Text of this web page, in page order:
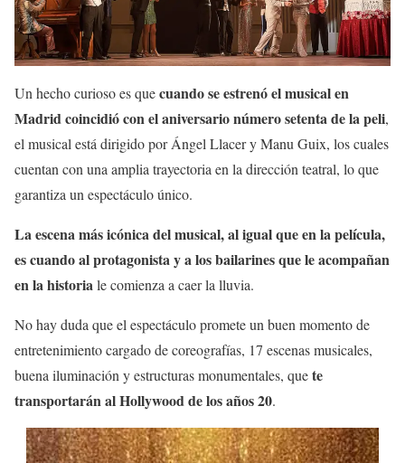
Un hecho curioso es quecuando se estrenó el musical en
Madrid coincidió con el aniversario número setenta de la peli,
el musical está dirigido por Ángel Llacer y Manu Guix, los cuales
cuentan con una amplia trayectoria en la dirección teatral, lo que
garantiza un espectáculo único.
La escena más icónica del musical, al igual que en la película,
es cuando al protagonista y a los bailarines que le acompañan
en la historiale comienza a caer la lluvia.
No hay duda que el espectáculo promete un buen momento de
entretenimiento cargado de coreografías, 17 escenas musicales,
buena iluminación y estructuras monumentales, quete
transportarán al Hollywood de los años 20.